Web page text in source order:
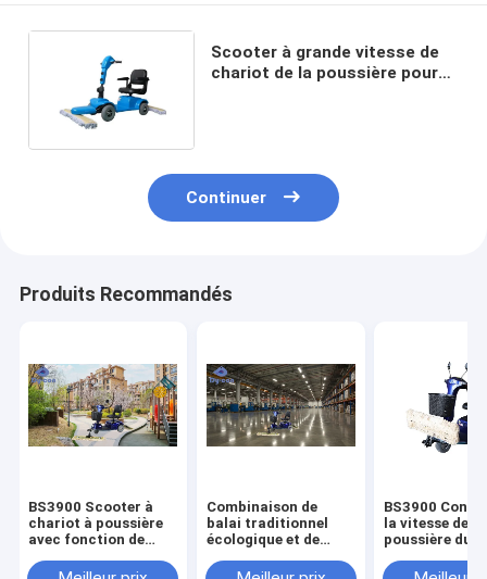
Scooter à grande vitesse de
chariot de la poussière pour
Continuer
Produits Recommandés
BS3900 Scooter à
chariot à poussière
avec fonction de
humide
Combinaison de
balai traditionnel
écologique et de
pour un nettoyage en
BS3900
la vitesse de la
poussière du
en plastique